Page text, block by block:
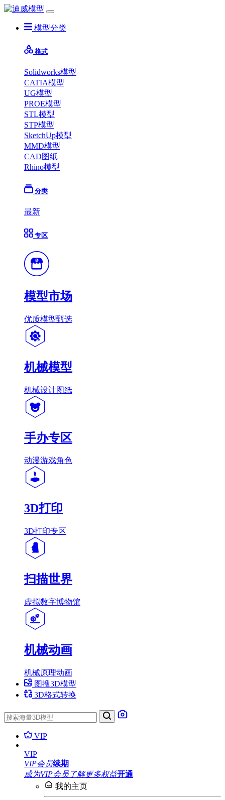
模型分类
格式
Solidworks模型
CATIA模型
UG模型
PROE模型
STL模型
STP模型
SketchUp模型
MMD模型
CAD图纸
Rhino模型
分类
最新
专区
模型市场
优质模型甄选
机械模型
机械设计图纸
手办专区
动漫游戏角色
3D打印
3D打印专区
扫描世界
虚拟数字博物馆
机械动画
机械原理动画
图搜3D模型
3D格式转换
VIP
VIP
VIP会员续期
成为VIP会员 了解更多权益开通
我的主页